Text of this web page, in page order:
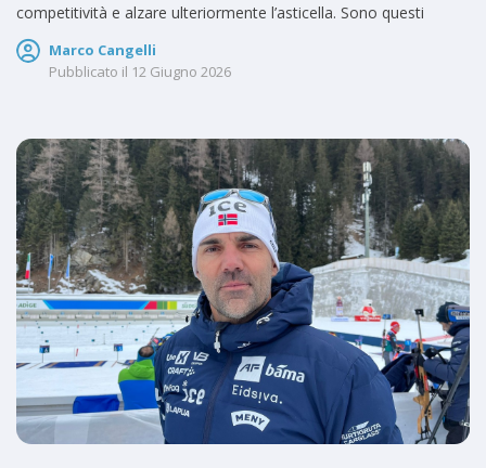
competitività e alzare ulteriormente l’asticella. Sono questi
Marco Cangelli
Pubblicato il 12 Giugno 2026